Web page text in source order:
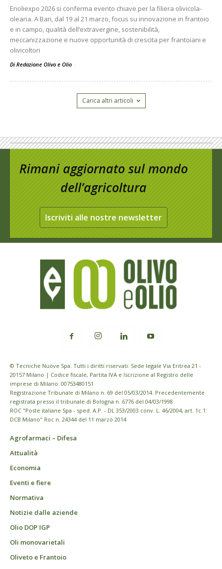
Enoliexpo 2026 si conferma evento chiave per la filiera olivicola-
olearia. A Bari, dal 19 al 21 marzo, focus su innovazione in frantoio
e in campo, qualità dell’extravergine, sostenibilità,
meccanizzazione e nuove opportunità di crescita per frantoiani e
olivicoltori
Di Redazione Olivo e Olio -
Carica altri articoli
Rimani aggiornato sul mondo
dell’agricoltura
Iscriviti alle nostre newsletter
© Tecniche Nuove Spa. Tutti i diritti riservati. Sede legale Via Eritrea 21 -
20157 Milano | Codice fiscale, Partita IVA e Iscrizione al Registro delle
imprese di Milano: 00753480151
Registrazione Tribunale di Milano n. 69 del 05/03/2014. Precedentemente
registrata presso il tribunale di Bologna n. 6776 del 04/03/1998
ROC "Poste italiane Spa - sped. A.P. - DL 353/2003 conv. L. 46/2004, art. 1c.1:
DCB Milano" Roc n. 24344 del 11 marzo 2014
Agrofarmaci – Difesa
Attualità
Economia
Eventi e fiere
Normativa
Notizie dalle aziende
Olio DOP IGP
Oli monovarietali
Oliveto e Frantoio